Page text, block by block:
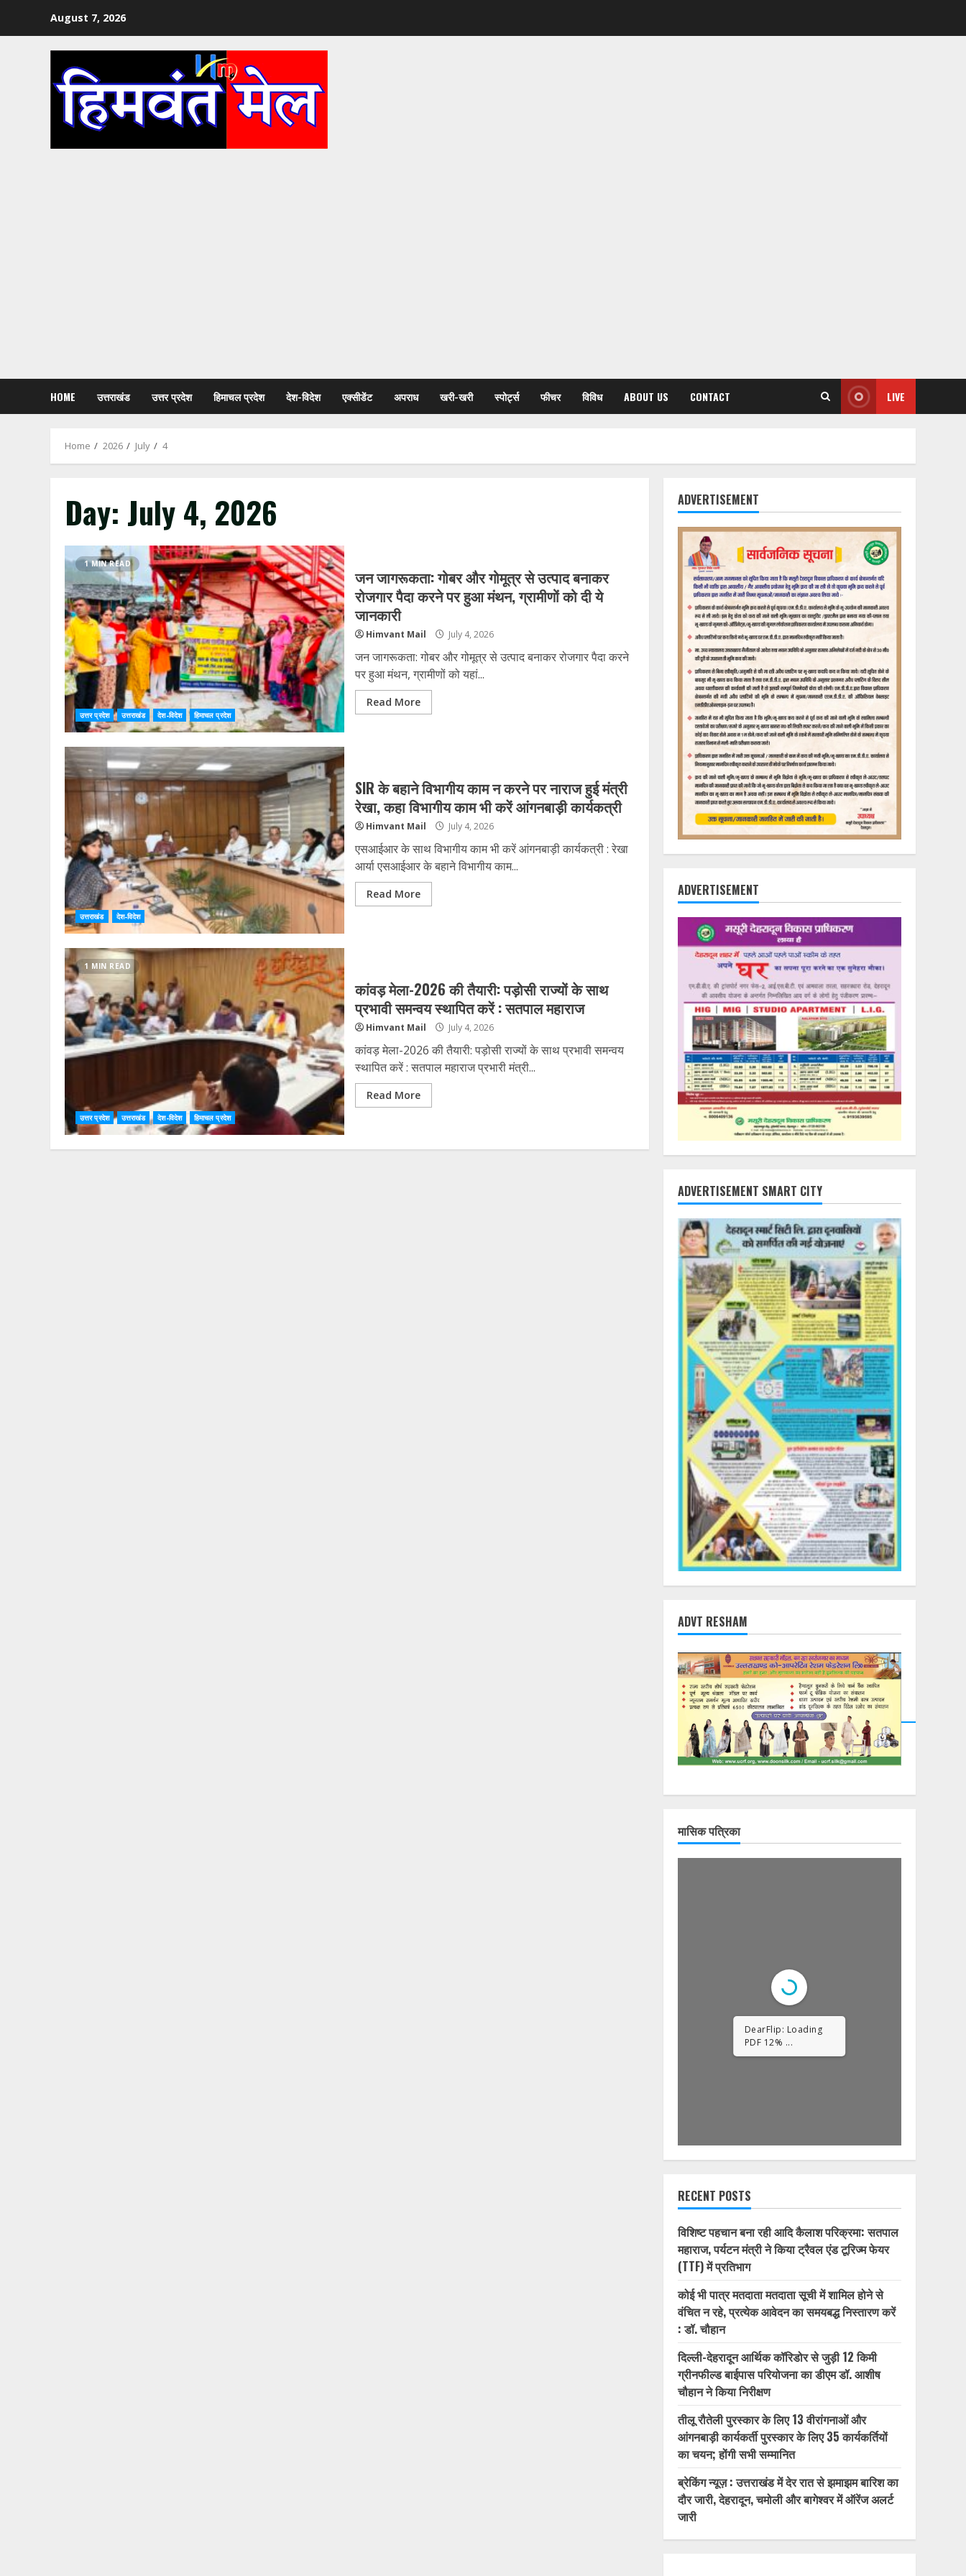
August 7, 2026
HOME उत्तराखंड उत्तर प्रदेश हिमाचल प्रदेश देश-विदेश एक्सीडेंट अपराध खरी-खरी स्पोर्ट्स फीचर विविध ABOUT US CONTACT LIVE
Home 2026 July 4
Day: July 4, 2026
1 MIN READ
उत्तर प्रदेश उत्तराखंड देश-विदेश हिमाचल प्रदेश
जन जागरूकता: गोबर और गोमूत्र से उत्पाद बनाकर
रोजगार पैदा करने पर हुआ मंथन, ग्रामीणों को दी ये
जानकारी
Himvant Mail July 4, 2026
जन जागरूकता: गोबर और गोमूत्र से उत्पाद बनाकर रोजगार पैदा करने
पर हुआ मंथन, ग्रामीणों को यहां...
Read More
उत्तराखंड देश-विदेश
SIR के बहाने विभागीय काम न करने पर नाराज हुई मंत्री
रेखा, कहा विभागीय काम भी करें आंगनबाड़ी कार्यकत्री
Himvant Mail July 4, 2026
एसआईआर के साथ विभागीय काम भी करें आंगनबाड़ी कार्यकत्री : रेखा
आर्या एसआईआर के बहाने विभागीय काम...
Read More
1 MIN READ
उत्तर प्रदेश उत्तराखंड देश-विदेश हिमाचल प्रदेश
कांवड़ मेला-2026 की तैयारी: पड़ोसी राज्यों के साथ
प्रभावी समन्वय स्थापित करें : सतपाल महाराज
Himvant Mail July 4, 2026
कांवड़ मेला-2026 की तैयारी: पड़ोसी राज्यों के साथ प्रभावी समन्वय
स्थापित करें : सतपाल महाराज प्रभारी मंत्री...
Read More
ADVERTISEMENT
ADVERTISEMENT
ADVERTISEMENT SMART CITY
ADVT RESHAM
मासिक पत्रिका
RECENT POSTS
विशिष्ट पहचान बना रही आदि कैलाश परिक्रमा: सतपाल
महाराज, पर्यटन मंत्री ने किया ट्रैवल एंड टूरिज्म फेयर
(TTF) में प्रतिभाग
कोई भी पात्र मतदाता मतदाता सूची में शामिल होने से
वंचित न रहे, प्रत्येक आवेदन का समयबद्ध निस्तारण करें
: डॉ. चौहान
दिल्ली-देहरादून आर्थिक कॉरिडोर से जुड़ी 12 किमी
ग्रीनफील्ड बाईपास परियोजना का डीएम डॉ. आशीष
चौहान ने किया निरीक्षण
तीलू रौतेली पुरस्कार के लिए 13 वीरांगनाओं और
आंगनबाड़ी कार्यकर्ती पुरस्कार के लिए 35 कार्यकर्तियों
का चयन; होंगी सभी सम्मानित
ब्रेकिंग न्यूज़ : उत्तराखंड में देर रात से झमाझम बारिश का
दौर जारी, देहरादून, चमोली और बागेश्वर में ऑरेंज अलर्ट
जारी